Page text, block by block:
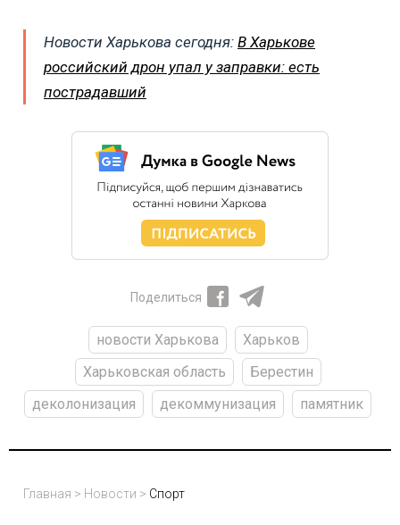
Новости Харькова сегодня: В Харькове
российский дрон упал у заправки: есть
пострадавший
Поделиться
новости Харькова
Харьков
Харьковская область
Берестин
деколонизация
декоммунизация памятник
Главная > Новости > Спорт